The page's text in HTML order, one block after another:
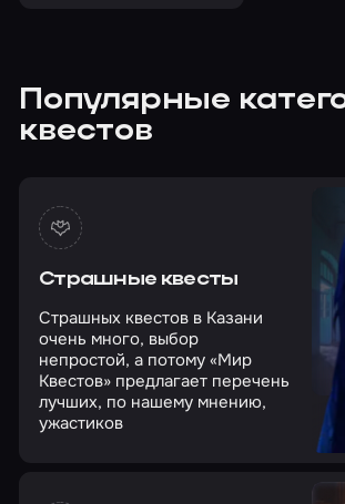
Популярные
квестов
Страшные квесты
Страшных квестов в Казани
очень много, выбор
непростой, а потому «Мир
Квестов» предлагает перечень
лучших, по нашему мнению,
ужастиков